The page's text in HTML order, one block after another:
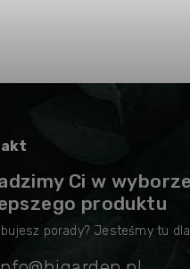
Ci w
produktu